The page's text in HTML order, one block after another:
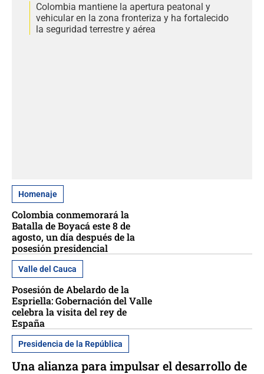
Colombia mantiene la apertura peatonal y
vehicular en la zona fronteriza y ha fortalecido
la seguridad terrestre y aérea
Homenaje
Colombia conmemorará la
Batalla de Boyacá este 8 de
agosto, un día después de la
posesión presidencial
Valle del Cauca
Posesión de Abelardo de la
Espriella: Gobernación del Valle
celebra la visita del rey de
España
Presidencia de la República
Una alianza para impulsar el desarrollo de